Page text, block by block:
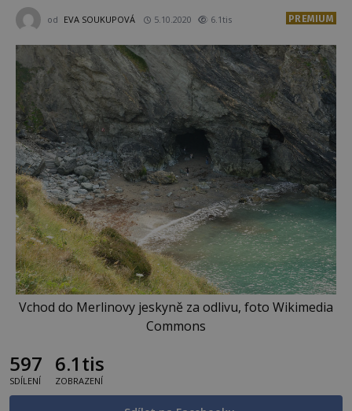
od EVA SOUKUPOVÁ 5.10.2020 6.1tis PREMIUM
Vchod do Merlinovy jeskyně za odlivu, foto Wikimedia
Commons
597
SDÍLENÍ
6.1tis
ZOBRAZENÍ